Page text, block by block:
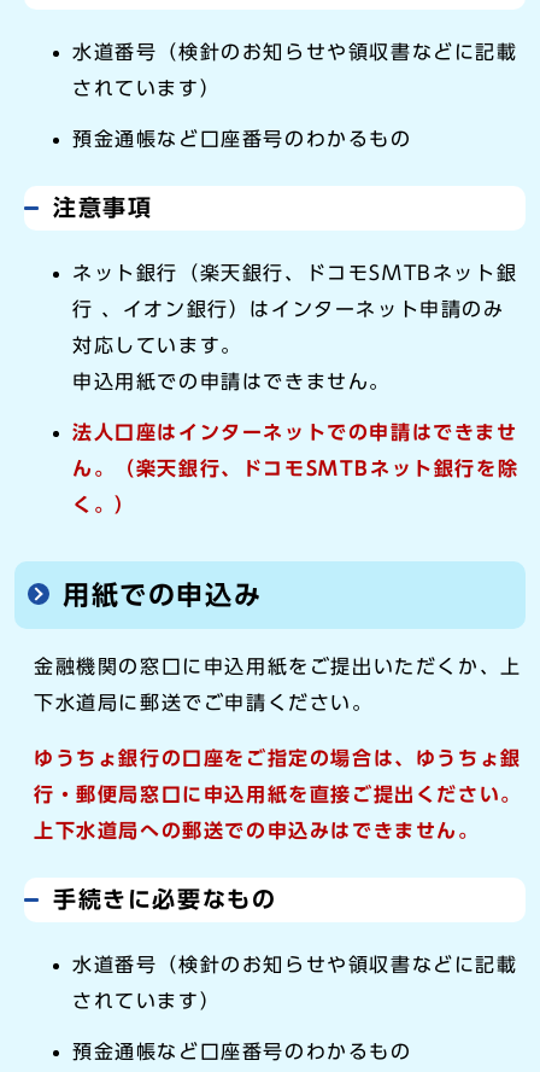
水道番号（検針のお知らせや領収書などに記載
されています）
預金通帳など口座番号のわかるもの
注意事項
ネット銀行（楽天銀行、ドコモSMTBネット銀
行 、イオン銀行）はインターネット申請のみ
対応しています。
申込用紙での申請はできません。
法人口座はインターネットでの申請はできませ
ん 。（楽天銀行、ドコモSMTBネット銀行を除
く。）
用紙での申込み
金融機関の窓口に申込用紙をご提出いただくか、上
下水道局に郵送でご申請ください。
ゆうちょ銀行の口座をご指定の場合は、ゆうちょ銀
行・郵便局窓口に申込用紙を直接ご提出ください。
上下水道局への郵送での申込みはできません。
手続きに必要なもの
水道番号（検針のお知らせや領収書などに記載
されています）
預金通帳など口座番号のわかるもの